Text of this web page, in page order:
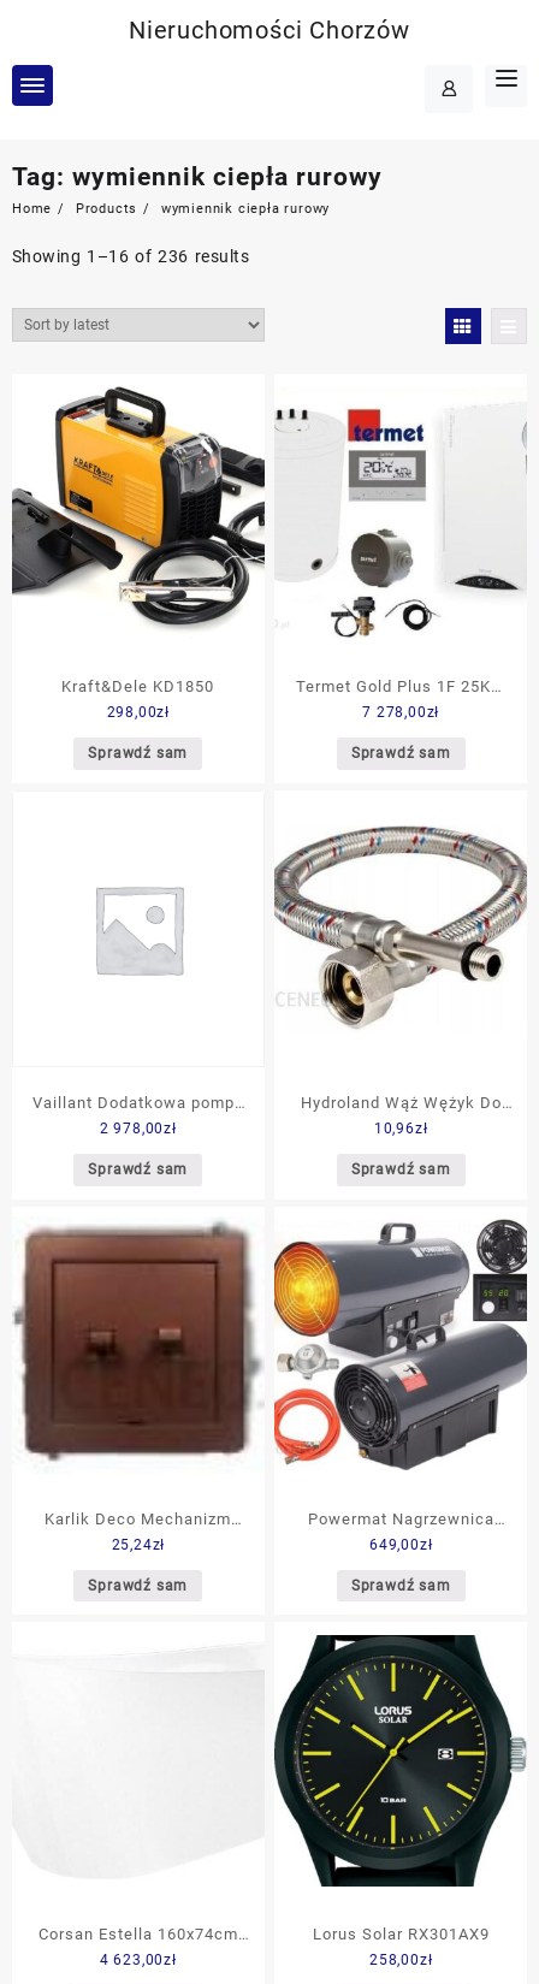
content
Nieruchomości Chorzów
Tag: wymiennik ciepła rurowy
Home Products wymiennik ciepła rurowy
Showing 1–16 of 236 results
Kraft&Dele KD1850
298,00zł
Sprawdź sam
Termet Gold Plus 1F 25KW
7 278,00zł
Sprawdź sam
Vaillant Dodatkowa pompa
solarna VSC 0020170501
2 978,00zł
Sprawdź sam
Hydroland Wąż Wężyk Do
Baterii Z Długą Końcówką
1/2 40cm (WPSSD1540)
10,96zł
Sprawdź sam
Karlik Deco Mechanizm
Łącznika Zwiernego
Dwubiegunowego (Bez
Brązowy Metalik
25,24zł
Sprawdź sam
Powermat Nagrzewnica
Dmuchawa Gazowa Z
Termostatem 65Kw Lcd Pm-
649,00zł
Sprawdź sam
Corsan Estella 160x74cm
Biała + Syfon E302L
4 623,00zł
Lorus Solar RX301AX9
258,00zł